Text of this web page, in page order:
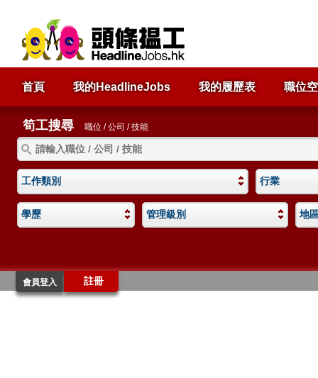
首頁 我的HeadlineJobs 我的履歷表 職位
筍工搜尋 職位 / 公司 / 技能
工作類別 行業
學歷 管理級別 地
會員登入 註冊